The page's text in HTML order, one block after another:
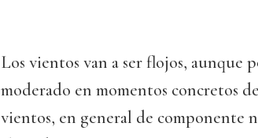
Los vientos van a ser flojos, aunque
moderado en momentos concretos
vientos, en general de componente